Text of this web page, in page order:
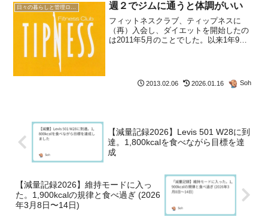
日々の暮らしと管理ログ(2026年) 週２でジムに通うと体調がいい
フィットネスクラブ、ティップネスに
（再）入会し、ダイエットを開始したの
は2011年5月のことでした。以来1年9ヶ
ったり、お正月休み...
2013.02.06 2026.01.16 Soh
【減量記録2026】Levis 501 W28に到
達。1,800kcalを食べながら目標を達
成
【減量記録2026】維持モードに入っ
た。1,900kcalの規律と食べ過ぎ (2026
年3月8日〜14日)